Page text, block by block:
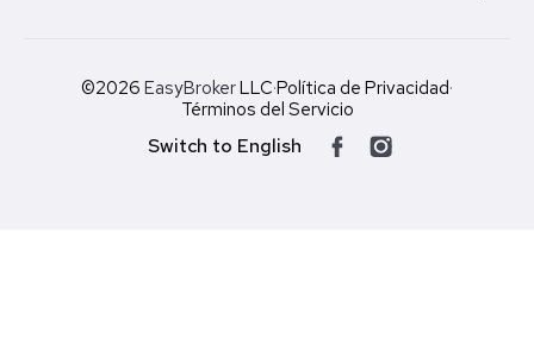
©2026 EasyBrokerLLC·Política de Privacidad·
Términos del Servicio
Switch to English